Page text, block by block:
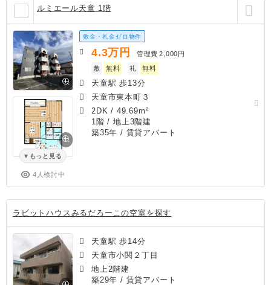
ルミエール天童 1階
もっと見る
4人検討中
敷金・礼金ゼロ物件
4.3万円 管理費 2,000円
敷
無料 礼 無料
天童駅 歩13分
天童市東本町３
2DK / 49.69m²
1階 / 地上3階建
築35年 / 賃貸アパート
ラビットハウスみるだろーこの空室を探す
天童駅 歩14分
天童市小関２丁目
地上2階建
築29年 / 賃貸アパート